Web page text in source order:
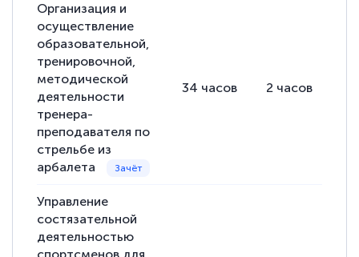
Организация и
осуществление
образовательной,
тренировочной,
методической
деятельности
тренера-
преподавателя по
стрельбе из
арбалета
34 часов 2 часов
Управление
состязательной
деятельностью